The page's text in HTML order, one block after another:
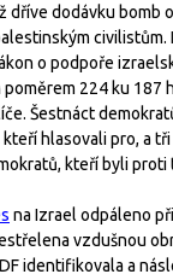
dříve dodávku bomb
civilistům.
o podpoře
224 ku 187
Šestnáct
hlasovali pro, a
kteří byli proti
na Izrael odpáleno
vzdušnou
identifikovala a